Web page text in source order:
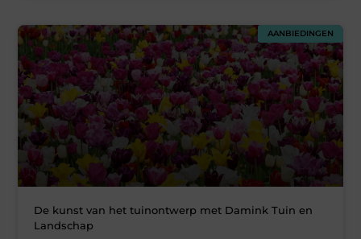
AANBIEDINGEN
De kunst van het tuinontwerp met Damink Tuin en
Landschap